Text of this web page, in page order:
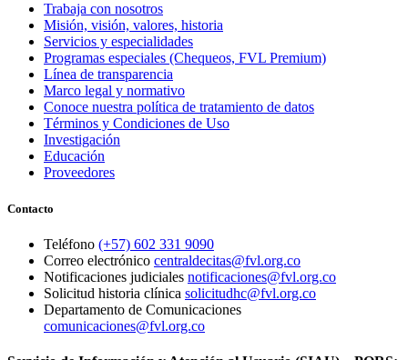
Trabaja con nosotros
Misión, visión, valores, historia
Servicios y especialidades
Programas especiales (Chequeos, FVL Premium)
Línea de transparencia
Marco legal y normativo
Conoce nuestra política de tratamiento de datos
Términos y Condiciones de Uso
Investigación
Educación
Proveedores
Contacto
Teléfono (+57) 602 331 9090
Correo electrónico centraldecitas@fvl.org.co
Notificaciones judiciales notificaciones@fvl.org.co
Solicitud historia clínica solicitudhc@fvl.org.co
Departamento de Comunicaciones
comunicaciones@fvl.org.co